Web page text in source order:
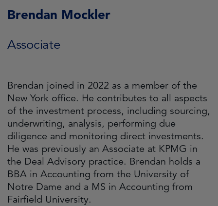
Brendan Mockler
Associate
Brendan joined in 2022 as a member of the
New York office. He contributes to all aspects
of the investment process, including sourcing,
underwriting, analysis, performing due
diligence and monitoring direct investments.
He was previously an Associate at KPMG in
the Deal Advisory practice. Brendan holds a
BBA in Accounting from the University of
Notre Dame and a MS in Accounting from
Fairfield University.